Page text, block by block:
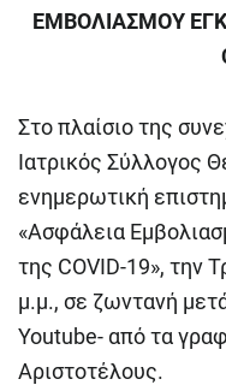
ΕΜΒΟΛΙΑΣΜΟΥ
Στο πλαίσιο της
Ιατρικός Σύλλογος
ενημερωτική
«Ασφάλεια
της COVID-19», την
μ.μ., σε ζωντανή
Youtube- από τα
Αριστοτέλους.